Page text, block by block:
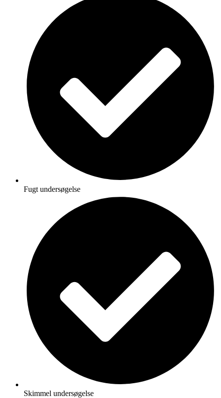
Fugt undersøgelse
Skimmel undersøgelse